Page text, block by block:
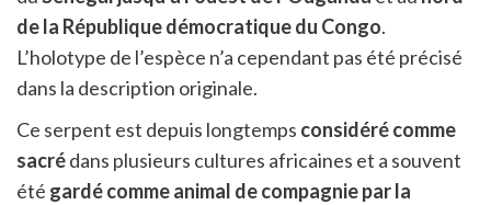
de la République démocratique du Congo.
L’holotype de l’espèce n’a cependant pas été précisé
dans la description originale.
Ce serpent est depuis longtemps considéré comme
sacrédans plusieurs cultures africaines et a souvent
été gardé comme animal de compagnie par la